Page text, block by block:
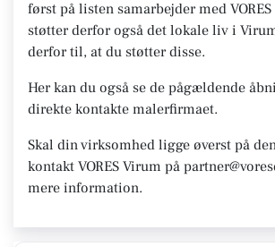
først på listen samarbejder med
støtter derfor også det lokale liv i
derfor til, at du støtter disse.
Her kan du også se de pågældende
direkte kontakte malerfirmaet.
Skal din virksomhed ligge øverst på
kontakt VORES Virum på
mere information.